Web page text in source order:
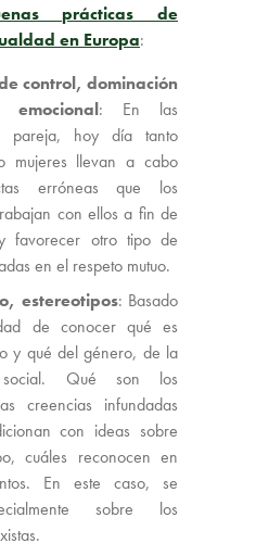
prácticas de
en Europa:
control, dominación
: En las
pareja, hoy día tanto
mujeres llevan a cabo
erróneas que los
con ellos a fin de
favorecer otro tipo de
en el respeto mutuo.
estereotipos: Basado
de conocer qué es
y qué del género, de la
social. Qué son los
creencias infundadas
con ideas sobre
cuáles reconocen en
En este caso, se
sobre los